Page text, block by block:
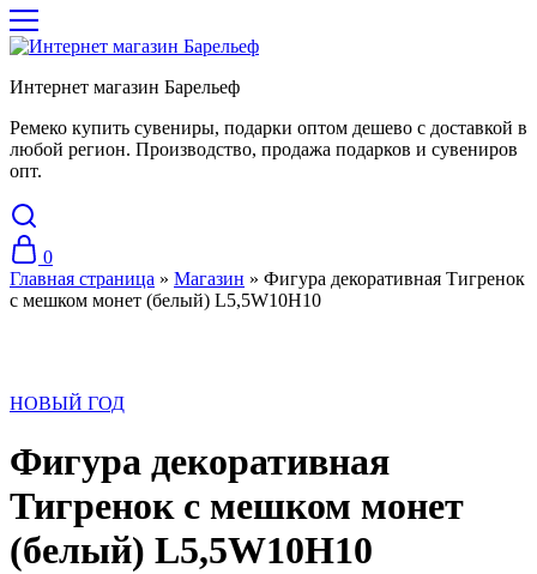
Интернет магазин Барельеф
Ремеко купить сувениры, подарки оптом дешево с доставкой в
любой регион. Производство, продажа подарков и сувениров
опт.
0
Главная страница » Магазин » Фигура декоративная Тигренок
с мешком монет (белый) L5,5W10H10
НОВЫЙ ГОД
Фигура декоративная
Тигренок с мешком монет
(белый) L5,5W10H10